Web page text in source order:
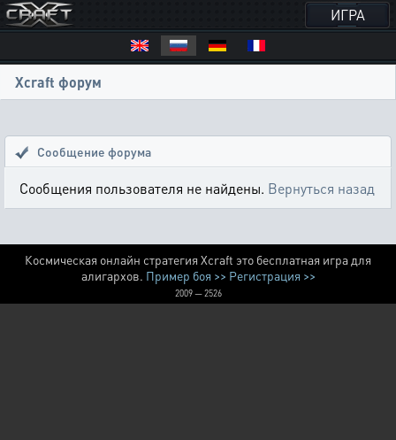
ИГРА
Xcraft форум
Сообщение форума
Сообщения пользователя не найдены. Вернуться назад
Космическая онлайн стратегия Xcraft это бесплатная игра для
алигархов. Пример боя >> Регистрация >>
2009 — 2526